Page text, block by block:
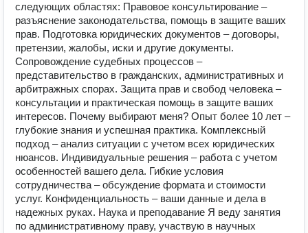
следующих областях: Правовое консультирование –
разъяснение законодательства, помощь в защите ваших
прав. Подготовка юридических документов – договоры,
претензии, жалобы, иски и другие документы.
Сопровождение судебных процессов –
представительство в гражданских, административных и
арбитражных спорах. Защита прав и свобод человека –
консультации и практическая помощь в защите ваших
интересов. Почему выбирают меня? Опыт более 10 лет –
глубокие знания и успешная практика. Комплексный
подход – анализ ситуации с учетом всех юридических
нюансов. Индивидуальные решения – работа с учетом
особенностей вашего дела. Гибкие условия
сотрудничества – обсуждение формата и стоимости
услуг. Конфиденциальность – ваши данные и дела в
надежных руках. Наука и преподавание Я веду занятия
по административному праву, участвую в научных